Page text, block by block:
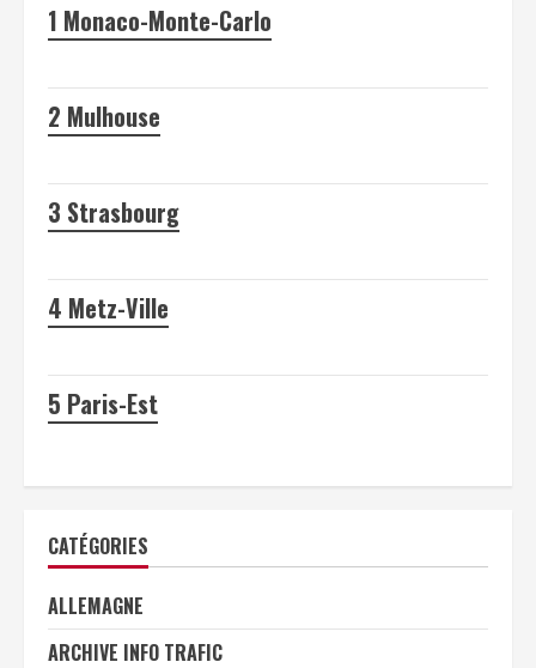
1 Monaco-Monte-Carlo
2 Mulhouse
3 Strasbourg
4 Metz-Ville
5 Paris-Est
CATÉGORIES
ALLEMAGNE
ARCHIVE INFO TRAFIC